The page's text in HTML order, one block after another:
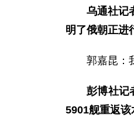
乌通社记
明了俄朝正进
郭嘉昆：
彭博社记
5901舰重返该